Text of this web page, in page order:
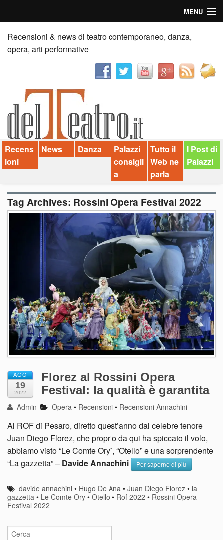
MENU
Home
Recensioni
News
Palazzi consiglia
Video
Chi siamo
Contatti
dT in English
Recensioni & news di teatro contemporaneo, danza,
opera, arti performative
Recens
ioni
News Danza
Palazzi
consigli
a
Tutto il
Web ne
parla
I Post di
Palazzi
Tag Archives: Rossini Opera Festival 2022
AGO
19
2022
Florez al Rossini Opera
Festival: la qualità è garantita
Admin Opera • Recensioni • Recensioni Annachini
Al ROF di Pesaro, diretto quest’anno dal celebre tenore
Juan Diego Florez, che proprio da qui ha spiccato il volo,
abbiamo visto “Le Comte Ory”, “Otello” e una sorprendente
“La gazzetta” – Davide Annachini Per saperne di più
davide annachini • Hugo De Ana •Juan Diego Florez • la
gazzetta • Le Comte Ory • Otello • Rof 2022 • Rossini Opera
Festival 2022